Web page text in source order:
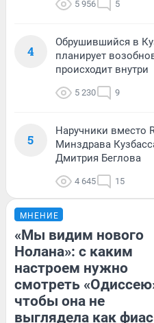
5 956 5
4
Обрушившийся в
планирует
происходит внутри
5 230 9
5
Наручники вместо
Минздрава
Дмитрия Беглова
4 645 15
МНЕНИЕ
«Мы видим нового
Нолана»: с каким
настроем нужно
смотреть
чтобы она не
выглядела как